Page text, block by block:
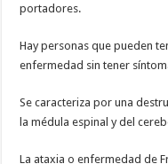
portadores.
Hay personas que pueden
enfermedad sin tener
Se caracteriza por una
la médula espinal y del
La ataxia o enfermedad de